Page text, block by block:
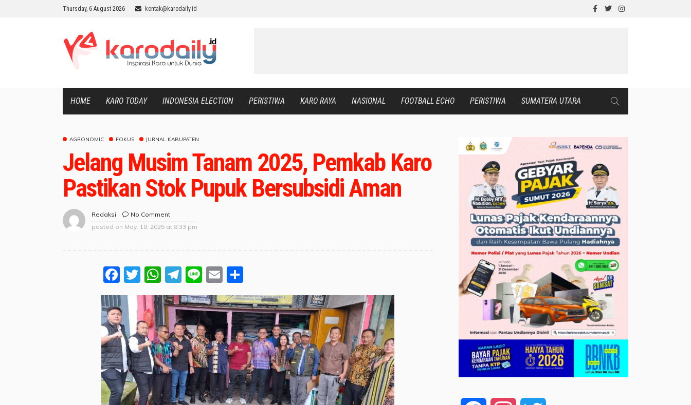
Thursday, 6 August 2026 kontak@karodaily.id
HOME KARO TODAY INDONESIA ELECTION PERISTIWA KARO RAYA NASIONAL FOOTBALL ECHO PERISTIWA SUMATERA UTARA
AGRONOMIC FOKUS JURNAL KABUPATEN
Jelang Musim Tanam 2025, Pemkab Karo
Pastikan Stok Pupuk Bersubsidi Aman
Redaksi
No Comment
posted on May. 18, 2025 at 8:33 pm
Facebook
Twitter
WhatsApp
Telegram
LineEmail